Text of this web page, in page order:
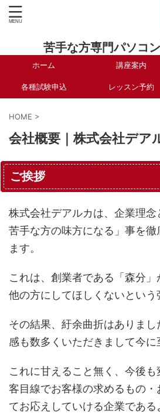
苦手な方専門パソコ
ホーム 講座案内
各種試験申込 レッスン予約
HOME >
会社概要｜株式会社デア
ご挨拶
株式会社デアルカは、企業理
苦手な方の味方になる」事を徹
ます。
これは、創業者である「森分
他の方にしてほしくないという
その結果、紆余曲折はありま
感も数多くいただきまして今に
これに甘えること無く、今後
客目線でお客様の求めるもの・
てお応えしていける企業であ